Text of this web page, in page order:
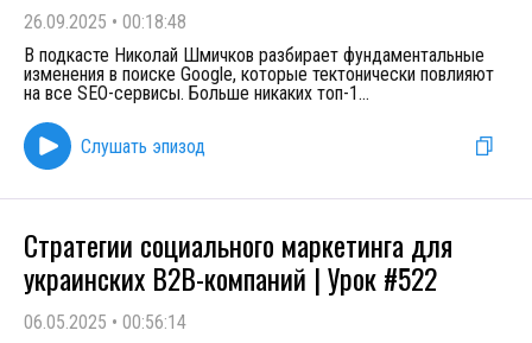
26.09.2025 • 00:18:48
В подкасте Николай Шмичков разбирает фундаментальные
изменения в поиске Google, которые тектонически повлияют
на все SEO-сервисы. Больше никаких топ-1...
Слушать эпизод
Стратегии социального маркетинга для
украинских B2B-компаний | Урок #522
06.05.2025 • 00:56:14